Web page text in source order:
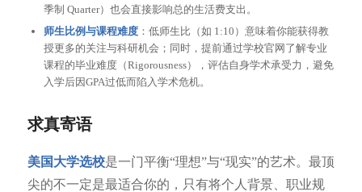
季制 Quarter）也会直接影响总的生活费支出。
师生比例与课程难度：低师生比（如 1:10）意味着你能获得教
授更多的关注与科研机会；同时，提前通过学校官网了解专业
课程的毕业难度（Rigorousness），评估自身学术承受力，避免
入学后因GPA过低而陷入学术危机。
求真寄语
美国大学选校是一门平衡“理想”与“现实”的艺术。最顶
尖的不一定是最适合你的，只有将个人背景、职业规